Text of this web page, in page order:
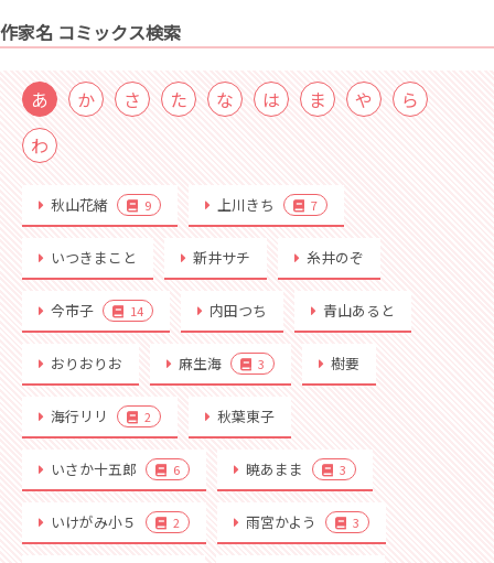
作家名 コミックス検索
あ か さ た な は ま や
ら
わ
秋山花緒 9 上川きち 7
いつきまこと 新井サチ 糸井のぞ
今市子 14 内田つち 青山あると
おりおりお 麻生海 3 樹要
海行リリ 2 秋葉東子
いさか十五郎 6 暁あまま 3
いけがみ小５ 2 雨宮かよう 3